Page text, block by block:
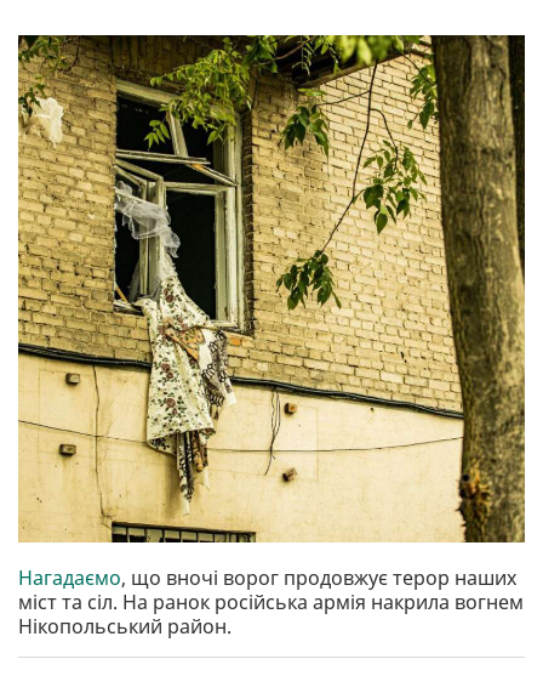
Нагадаємо, що вночі ворог продовжує терор наших
міст та сіл. На ранок російська армія накрила вогнем
Нікопольський район.